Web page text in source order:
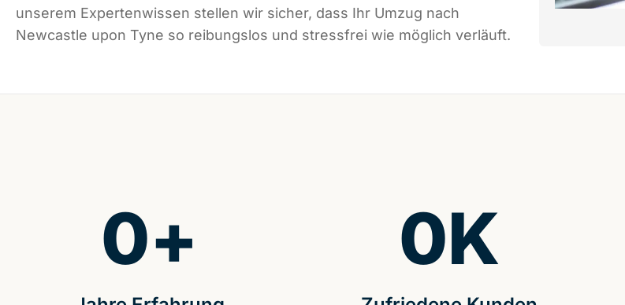
unserem Expertenwissen stellen wir sicher, dass Ihr Umzug nach
Newcastle upon Tyne so reibungslos und stressfrei wie möglich verläuft.
0+ 0K